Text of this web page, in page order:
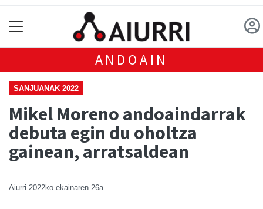
ANDOAIN
SANJUANAK 2022
Mikel Moreno andoaindarrak
debuta egin du oholtza
gainean, arratsaldean
Aiurri 2022ko ekainaren 26a